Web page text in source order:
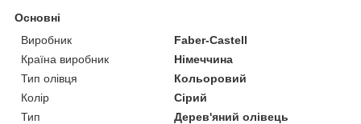
Основні
Виробник
Faber-Castell
Країна виробник
Німеччина
Тип олівця
Кольоровий
Колір
Сірий
Тип
Дерев'яний олівець